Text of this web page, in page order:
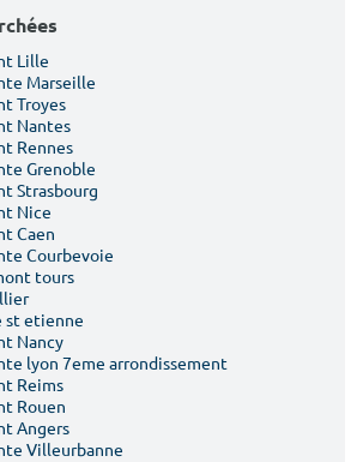
Lille
Marseille
Troyes
Nantes
Rennes
Grenoble
Strasbourg
Nice
Caen
Courbevoie
tours
st etienne
Nancy
lyon 7eme arrondissement
Reims
Rouen
Angers
Villeurbanne